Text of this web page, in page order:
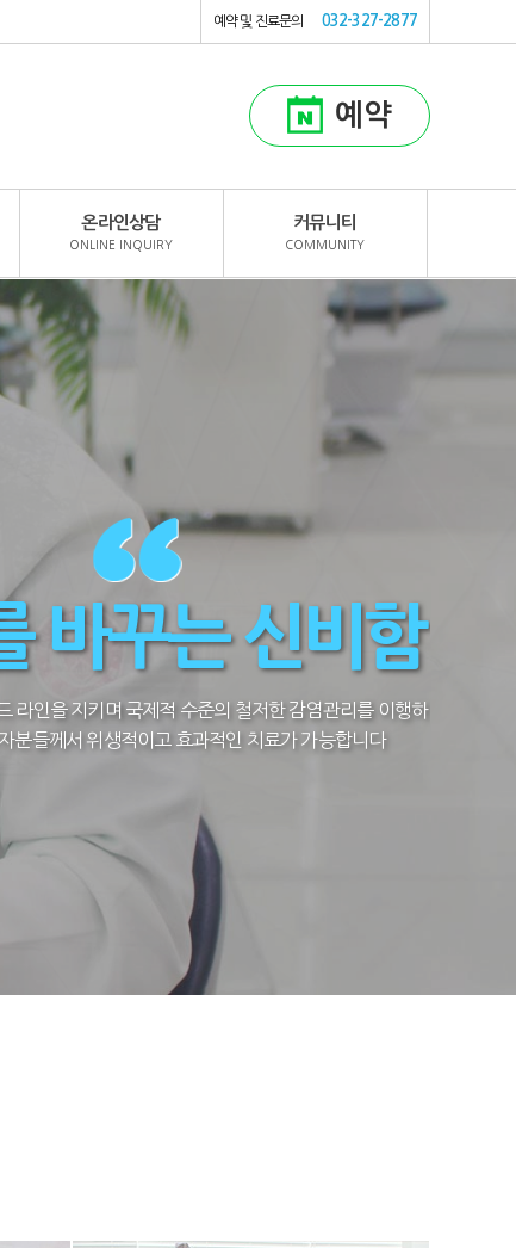
예약 및 진료문의 032-327-2877
예약
온라인상담
ONLINE INQUIRY
커뮤니티
COMMUNITY
바꾸는 신비함
라인을 지키며 국제적 수준의 철저한 감염관리를 이행하
분들께서 위생적이고 효과적인 치료가 가능합니다